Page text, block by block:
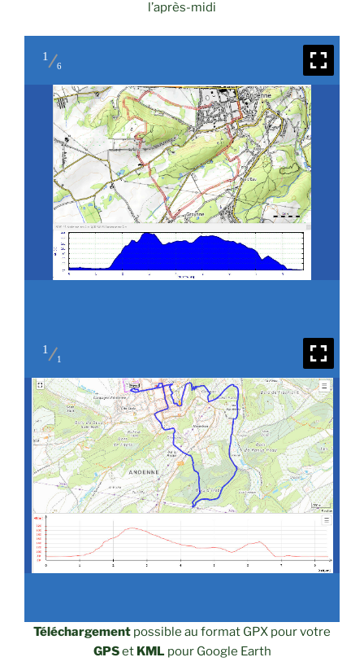
l’après-midi
1
6
1
1
Téléchargement possible au format GPX pour votre
GPSet KML pour Google Earth